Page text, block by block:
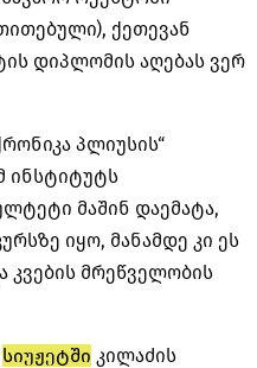
ქეთევან
დიპლომის აღებას ვერ
პლიუსის“
ინსტიტუტს
მაშინ დაემატა,
იყო, მანამდე კი ეს
კვების მრეწველობის
სიუჟეტში კილაძის